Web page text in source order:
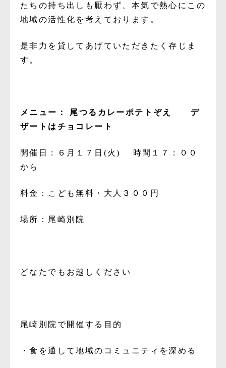
たちの持ち出しも厭わず、本気で熱心にこの
地域の活性化を考えております。
是非力を貸してあげていただきたく存じま
す。
メニュー： 尾つるカレーポテトぞえ デ
ザートはチョコレート
開催日：６月１７日(火) 時間１７：００
から
料金：こども無料・大人３００円
場所：尾崎別院
どなたでもお越しください
尾崎別院で開催する目的
・食を通して地域のコミュニティを深める